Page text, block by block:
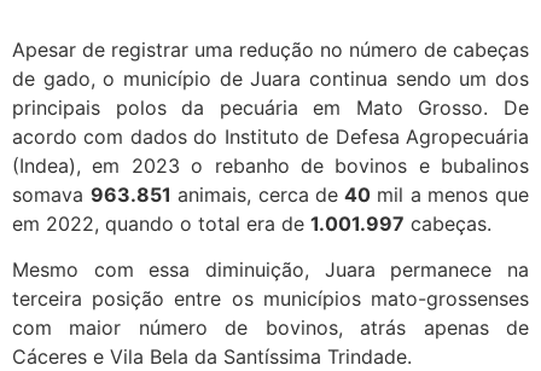
Apesar de registrar uma redução no número de cabeças
de gado, o município de Juara continua sendo um dos
principais polos da pecuária em Mato Grosso. De
acordo com dados do Instituto de Defesa Agropecuária
(Indea), em 2023 o rebanho de bovinos e bubalinos
somava 963.851 animais, cerca de 40mil a menos que
em 2022, quando o total era de 1.001.997 cabeças.
Mesmo com essa diminuição, Juara permanece na
terceira posição entre os municípios mato-grossenses
com maior número de bovinos, atrás apenas de
Cáceres e Vila Bela da Santíssima Trindade.